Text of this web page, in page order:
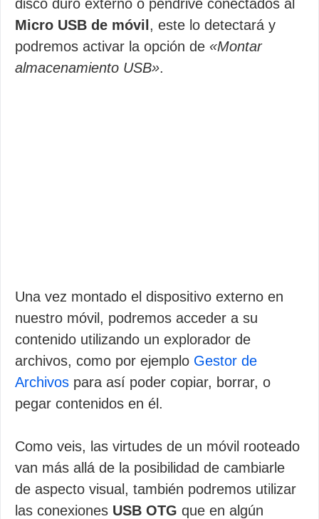
disco duro externo o pendrive conectados al
Micro USB de móvil , este lo detectará y
podremos activar la opción de «Montar
almacenamiento USB».
Una vez montado el dispositivo externo en
nuestro móvil, podremos acceder a su
contenido utilizando un explorador de
archivos, como por ejemplo Gestor de
Archivos para así poder copiar, borrar, o
pegar contenidos en él.
Como veis, las virtudes de un móvil rooteado
van más allá de la posibilidad de cambiarle
de aspecto visual, también podremos utilizar
las conexiones USB OTG que en algún